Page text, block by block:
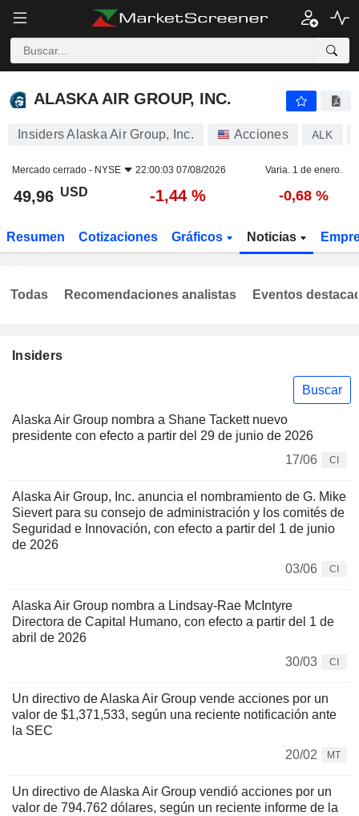
ALASKA AIR GROUP, INC.
ALASKA AIR GROUP, INC.
Insiders Alaska Air Group, Inc. Acciones ALK
Mercado cerrado - NYSE 22:00:03 07/08/2026 Varia. 1 de enero.
49,96 USD -1,44 % -0,68 %
Resumen Cotizaciones Gráficos Noticias
Insiders
Buscar
Alaska Air Group nombra a Shane Tackett nuevo
presidente con efecto a partir del 29 de junio de 2026
17/06
CI
Alaska Air Group, Inc. anuncia el nombramiento de G. Mike
Sievert para su consejo de administración y los comités de
Seguridad e Innovación, con efecto a partir del 1 de junio
de 2026
03/06
CI
Alaska Air Group nombra a Lindsay-Rae McIntyre
Directora de Capital Humano, con efecto a partir del 1 de
abril de 2026
30/03
CI
Un directivo de Alaska Air Group vende acciones por un
valor de $1,371,533, según una reciente notificación ante
la SEC
20/02
MT
Un directivo de Alaska Air Group vendió acciones por un
valor de 794.762 dólares, según un reciente informe de la
Todas Recomendaciones analistas Eventos